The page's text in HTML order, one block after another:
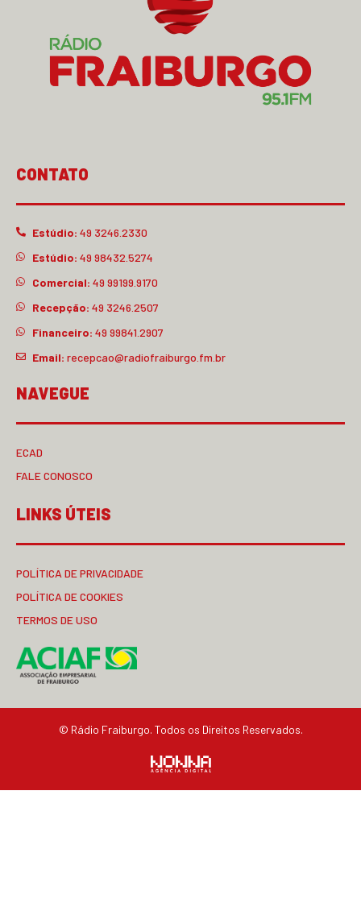
CONTATO
Estúdio: 49 3246.2330
Estúdio: 49 98432.5274
Comercial: 49 99199.9170
Recepção: 49 3246.2507
Financeiro: 49 99841.2907
Email: recepcao@radiofraiburgo.fm.br
NAVEGUE
ECAD
FALE CONOSCO
LINKS ÚTEIS
POLÍTICA DE PRIVACIDADE
POLÍTICA DE COOKIES
TERMOS DE USO
© Rádio Fraiburgo. Todos os Direitos Reservados.